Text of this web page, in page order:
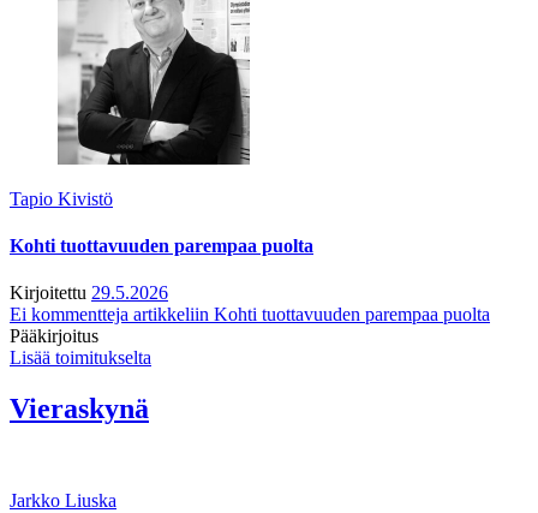
Tapio Kivistö
Kohti tuottavuuden parempaa puolta
Kirjoitettu 29.5.2026
Ei kommentteja artikkeliin Kohti tuottavuuden parempaa puolta
Pääkirjoitus
Lisää toimitukselta
Vieraskynä
Jarkko Liuska